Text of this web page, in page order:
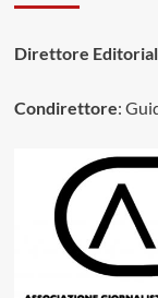
Direttore
Condirettore: